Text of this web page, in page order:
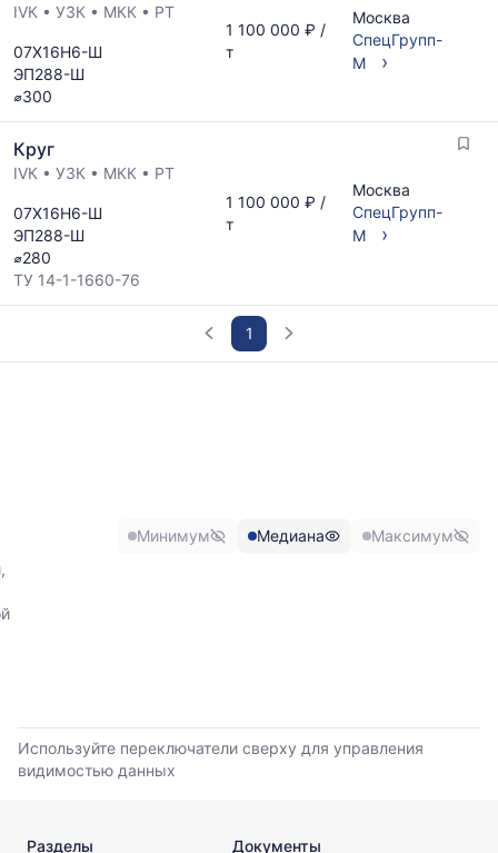
IVК • УЗК • МКК • РТ
07Х16Н6-Ш
ЭП288-Ш
⌀300
1 100 000 ₽ /
т
Москва
СпецГрупп-
М
›
Круг
IVК • УЗК • МКК • РТ
07Х16Н6-Ш
ЭП288-Ш
⌀280
ТУ 14-1-1660-76
1 100 000 ₽ /
т
Москва
СпецГрупп-
М
›
1
6
месяцев.
Используйте
Минимум Медиана Максимум
Используйте переключатели сверху для управления
видимостью данных
Разделы Документы